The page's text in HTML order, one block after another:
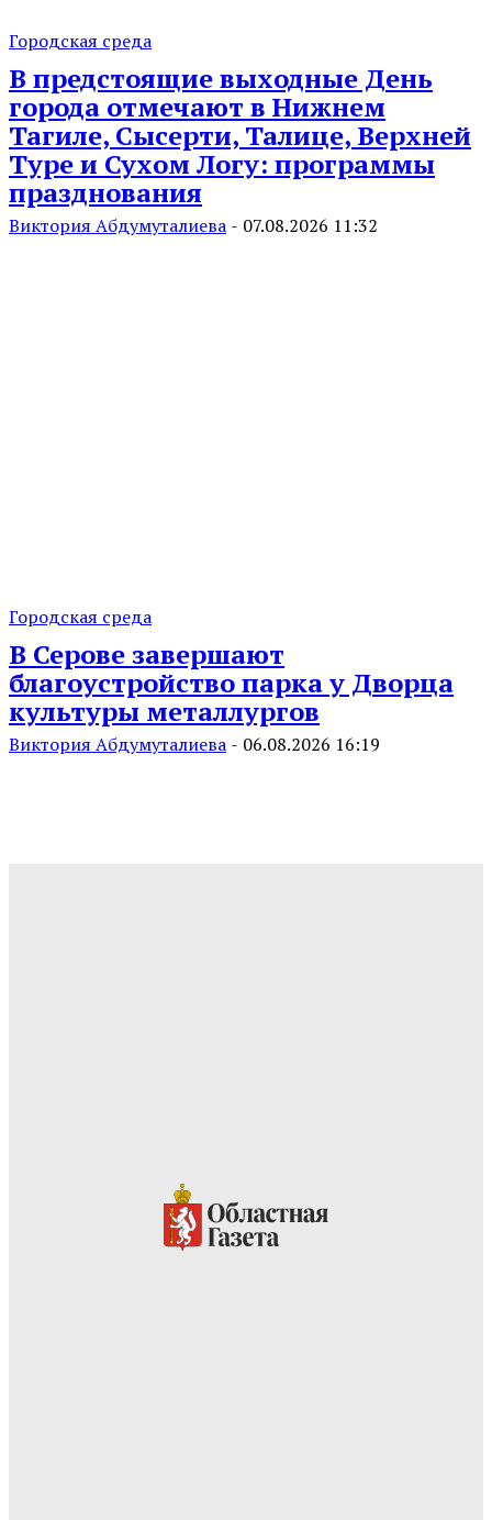
Городская среда
В предстоящие выходные День
города отмечают в Нижнем
Тагиле, Сысерти, Талице, Верхней
Туре и Сухом Логу: программы
празднования
Виктория Абдумуталиева - 07.08.2026 11:32
Городская среда
В Серове завершают
благоустройство парка у Дворца
культуры металлургов
Виктория Абдумуталиева - 06.08.2026 16:19